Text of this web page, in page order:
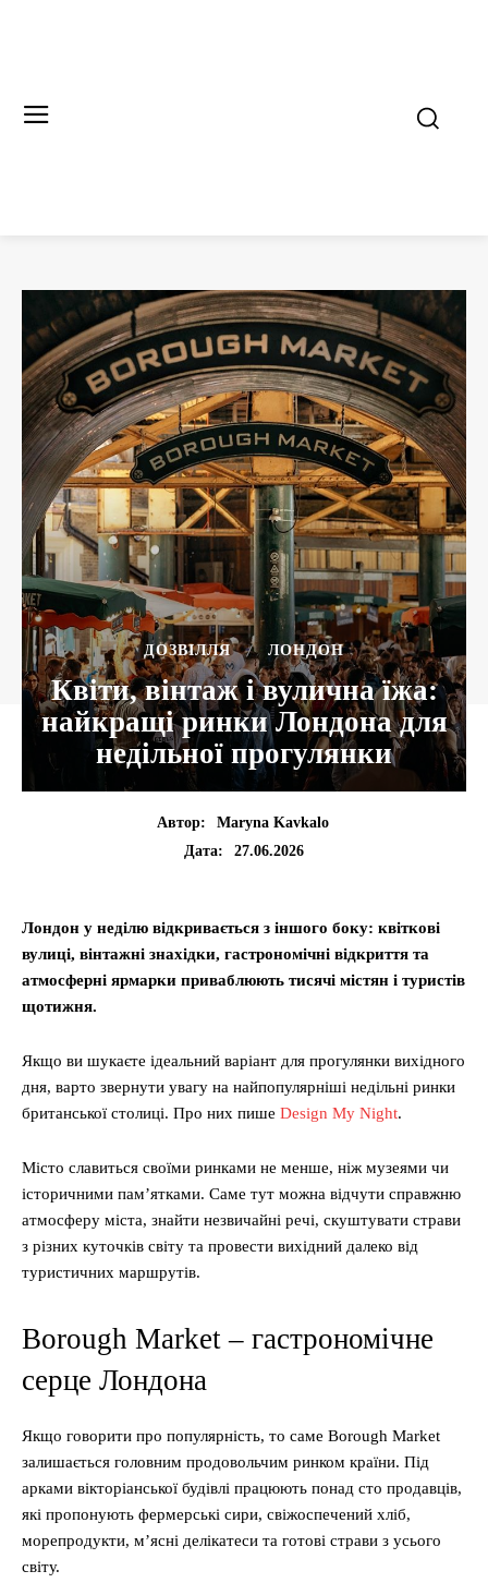
ДОЗВІЛЛЯ ЛОНДОН
Квіти, вінтаж і вулична їжа:
найкращі ринки Лондона для
недільної прогулянки
Автор:
Maryna Kavkalo
Дата:
27.06.2026
Лондон у неділю відкривається з іншого боку: квіткові
вулиці, вінтажні знахідки, гастрономічні відкриття та
атмосферні ярмарки приваблюють тисячі містян і туристів
щотижня.
Якщо ви шукаєте ідеальний варіант для прогулянки вихідного
дня, варто звернути увагу на найпопулярніші недільні ринки
британської столиці. Про них пише Design My Night.
Місто славиться своїми ринками не менше, ніж музеями чи
історичними пам’ятками. Саме тут можна відчути справжню
атмосферу міста, знайти незвичайні речі, скуштувати страви
з різних куточків світу та провести вихідний далеко від
туристичних маршрутів.
Borough Market – гастрономічне
серце Лондона
Якщо говорити про популярність, то саме Borough Market
залишається головним продовольчим ринком країни. Під
арками вікторіанської будівлі працюють понад сто продавців,
які пропонують фермерські сири, свіжоспечений хліб,
морепродукти, м’ясні делікатеси та готові страви з усього
світу.